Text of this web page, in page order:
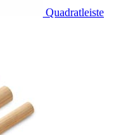
Quadratleiste